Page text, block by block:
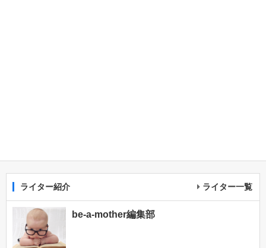
ライター紹介 ライター一覧
be-a-mother編集部